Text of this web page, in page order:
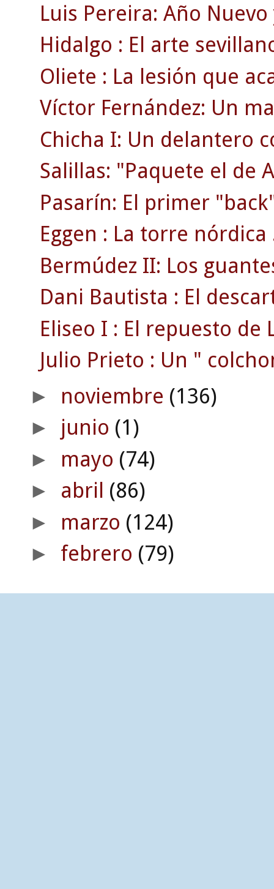
Luis Pereira: Año
Hidalgo : El arte
Oliete : La lesión que
Víctor Fernández: Un
Chicha I: Un delantero
Salillas: "Paquete el de
Pasarín: El primer
Eggen : La torre nórdica
Bermúdez II: Los
Dani Bautista : El
Eliseo I : El repuesto de
Julio Prieto : Un "
► noviembre (136)
► junio (1)
► mayo (74)
► abril (86)
► marzo (124)
► febrero (79)